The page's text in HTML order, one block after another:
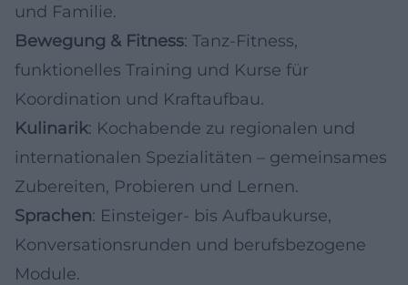
und Familie.
Bewegung & Fitness: Tanz-Fitness,
funktionelles Training und Kurse für
Koordination und Kraftaufbau.
Kulinarik: Kochabende zu regionalen und
internationalen Spezialitäten – gemeinsames
Zubereiten, Probieren und Lernen.
Sprachen: Einsteiger- bis Aufbaukurse,
Konversationsrunden und berufsbezogene
Module.